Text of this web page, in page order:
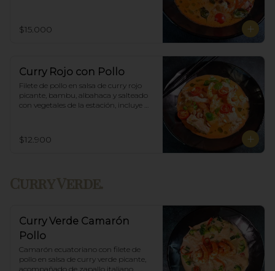
$15.000
Curry Rojo con Pollo
Filete de pollo en salsa de curry rojo
picante, bambu, albahaca y salteado
con vegetales de la estación, incluye
$12.900
Curry Verde.
Curry Verde Camarón
Pollo
Camarón ecuatoriano con filete de
pollo en salsa de curry verde picante,
acompañado de zapallo italiano,